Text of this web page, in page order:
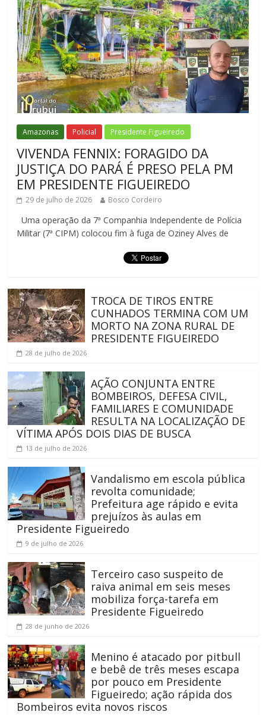
Amazonas Policial Presidente Figueiredo
VIVENDA FENNIX: FORAGIDO DA
JUSTIÇA DO PARÁ É PRESO PELA PM
EM PRESIDENTE FIGUEIREDO
29 de julho de 2026 Bosco Cordeiro
Uma operação da 7ª Companhia Independente de Polícia
Militar (7ª CIPM) colocou fim à fuga de Oziney Alves de
TROCA DE TIROS ENTRE
CUNHADOS TERMINA COM UM
MORTO NA ZONA RURAL DE
PRESIDENTE FIGUEIREDO
28 de julho de 2026
AÇÃO CONJUNTA ENTRE
BOMBEIROS, DEFESA CIVIL,
FAMILIARES E COMUNIDADE
RESULTA NA LOCALIZAÇÃO DE
VÍTIMA APÓS DOIS DIAS DE BUSCA
13 de julho de 2026
Vandalismo em escola pública
revolta comunidade;
Prefeitura age rápido e evita
prejuízos às aulas em
Presidente Figueiredo
9 de julho de 2026
Terceiro caso suspeito de
raiva animal em seis meses
mobiliza força-tarefa em
Presidente Figueiredo
28 de junho de 2026
Menino é atacado por pitbull
e bebê de três meses escapa
por pouco em Presidente
Figueiredo; ação rápida dos
Bombeiros evita novos riscos